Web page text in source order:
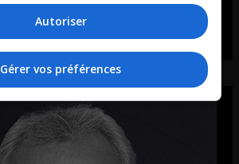
Autoriser
Gérer vos préférences